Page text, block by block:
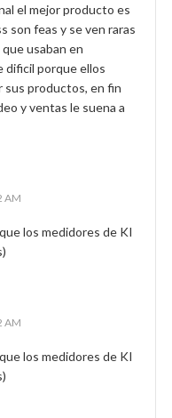
el mejor producto es
son feas y se ven raras
usaban en
dificil porque ellos
sus productos, en fin
y ventas le suena a
AM
los medidores de KI
AM
los medidores de KI